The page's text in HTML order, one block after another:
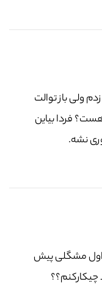
ولی باز توالت
فردا بیاین
نشه.
اول مشگلی پیش
چیکارکنم؟؟